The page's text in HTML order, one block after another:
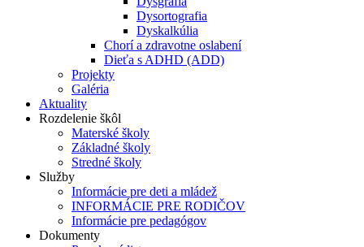
Dysortografia
Dyskalkúlia
Chorí a zdravotne oslabení
Dieťa s ADHD (ADD)
Projekty
Galéria
Aktuality
Rozdelenie škôl
Materské školy
Základné školy
Stredné školy
Služby
Informácie pre deti a mládež
INFORMÁCIE PRE RODIČOV
Informácie pre pedagógov
Dokumenty